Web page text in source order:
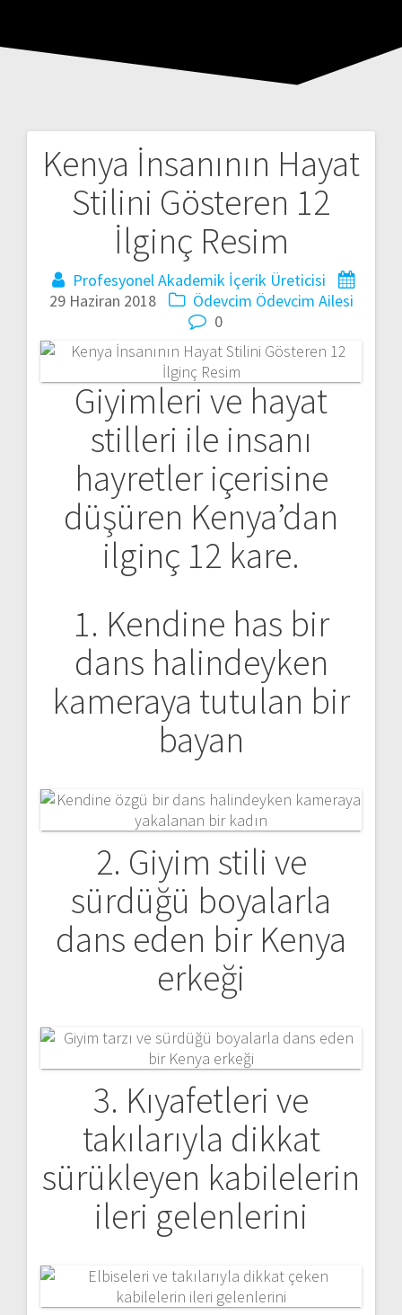
Kenya İnsanının Hayat
Stilini Gösteren 12
İlginç Resim
Profesyonel Akademik İçerik Üreticisi
29 Haziran 2018
Ödevcim Ödevcim Ailesi
0
Giyimleri ve hayat
stilleri ile insanı
hayretler içerisine
düşüren Kenya’dan
ilginç 12 kare.
1. Kendine has bir
dans halindeyken
kameraya tutulan bir
bayan
2. Giyim stili ve
sürdüğü boyalarla
dans eden bir Kenya
erkeği
3. Kıyafetleri ve
takılarıyla dikkat
sürükleyen kabilelerin
ileri gelenlerini
Yazı
gezinmesi